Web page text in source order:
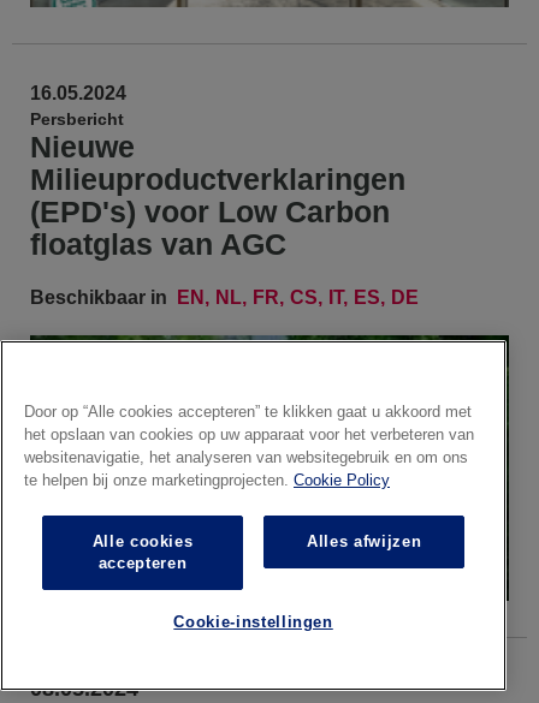
16.05.2024
Persbericht
Nieuwe
Milieuproductverklaringen
(EPD's) voor Low Carbon
floatglas van AGC
Beschikbaar in EN NL FR CS IT ES DE
08.05.2024
Door op “Alle cookies accepteren” te klikken gaat u akkoord met
het opslaan van cookies op uw apparaat voor het verbeteren van
websitenavigatie, het analyseren van websitegebruik en om ons
te helpen bij onze marketingprojecten. Cookie Policy
Alle cookies
accepteren
Alles afwijzen
Cookie-instellingen